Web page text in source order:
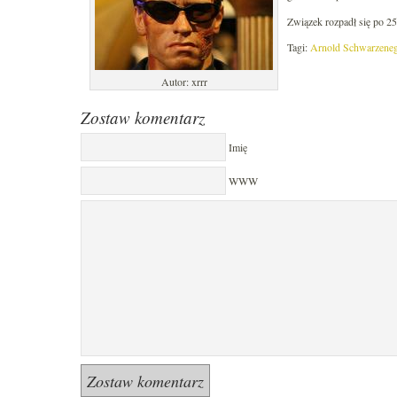
Autor: xrrr
Związek rozpadł się po
Tagi: Arnold
Zostaw komentarz
Imię
WWW